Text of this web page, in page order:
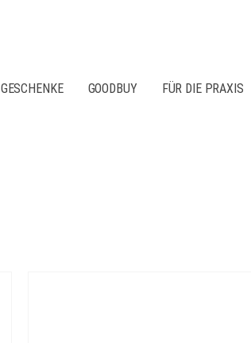
GESCHENKE GOODBUY FÜR DIE PRAXIS